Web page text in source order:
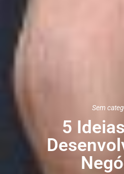
Sem
5